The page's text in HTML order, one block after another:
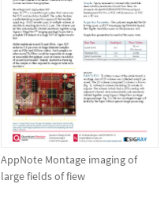
AppNote Montage imaging of
large fields of fiew